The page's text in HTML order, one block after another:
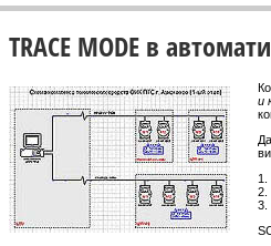
TRACE MODE в
и
1.
2.
3.